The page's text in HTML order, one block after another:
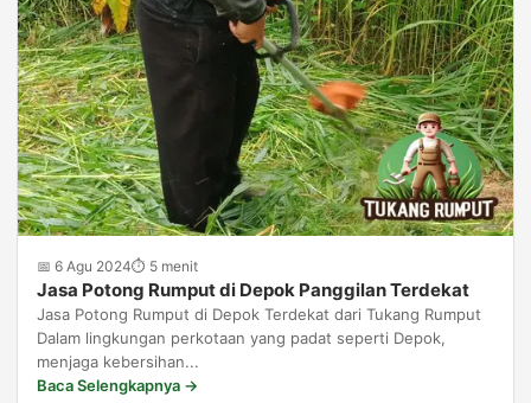
📅 6 Agu 2024⏱ 5 menit
Jasa Potong Rumput di Depok Panggilan Terdekat
Jasa Potong Rumput di Depok Terdekat dari Tukang Rumput
Dalam lingkungan perkotaan yang padat seperti Depok,
menjaga kebersihan...
Baca Selengkapnya →